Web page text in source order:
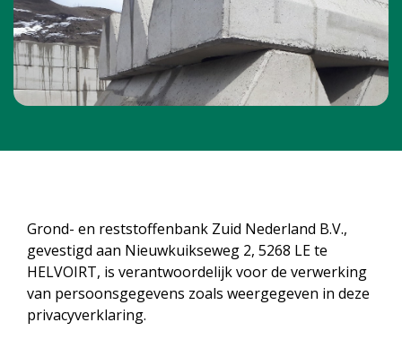
Grond- en reststoffenbank Zuid Nederland B.V.,
gevestigd aan Nieuwkuikseweg 2, 5268 LE te
HELVOIRT, is verantwoordelijk voor de verwerking
van persoonsgegevens zoals weergegeven in deze
privacyverklaring.